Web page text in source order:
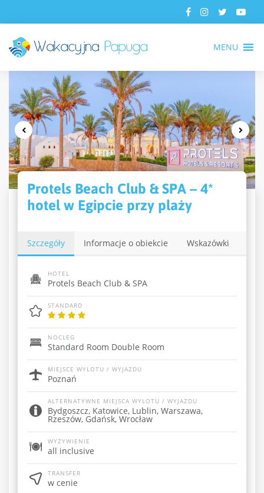
MENU
Protels Beach Club & SPA – 4*
hotel w Egipcie przy plaży
Szczegóły Informacje o obiekcie Wskazówki
HOTEL
Protels Beach Club & SPA
STANDARD
NOCLEG
Standard Room Double Room
MIEJSCE WYLOTU / WYJAZDU
Poznań
ALTERNATYWNE MIEJSCA WYLOTU / WYJAZDU
Bydgoszcz, Katowice, Lublin, Warszawa,
Rzeszów, Gdańsk, Wrocław
WYŻYWIENIE
all inclusive
TRANSFER
w cenie